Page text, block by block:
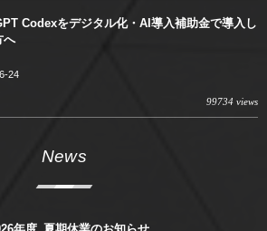
Codexをデジタル化・AI導入補助金で導入し
へ
24
99734 views
News